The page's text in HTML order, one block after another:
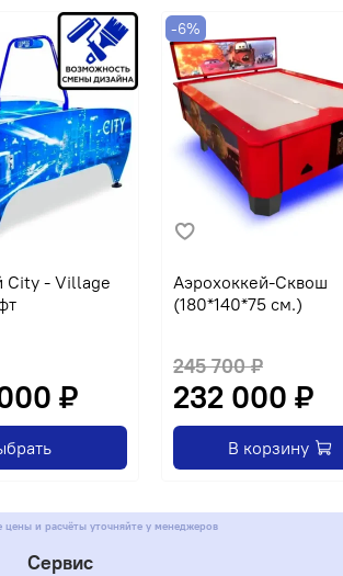
City - Village
₽
-6%
Аэрохоккей-Сквош
(180*140*75 см.)
245 700 ₽
232 000 ₽
В корзину
и расчёты уточняйте у менеджеров
Сервис